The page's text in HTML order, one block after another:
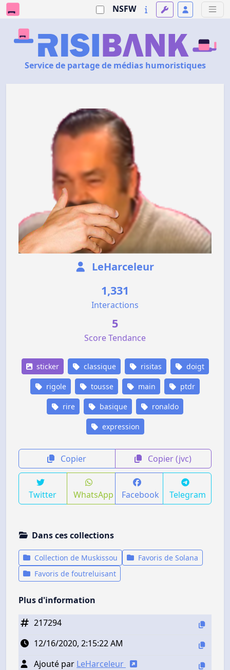
NSFW
Service de partage de médias humoristiques
LeHarceleur
1,331
Interactions
5
Score Tendance
sticker classique risitas doigt
rigole tousse main ptdr
rire basique ronaldo
expression
Copier Copier (jvc)
Twitter WhatsApp Facebook Telegram
Dans ces collections
Collection de Muskissou
Favoris de Solana
Favoris de foutreluisant
Plus d'information
217294
12/16/2020, 2:15:22 AM
Ajouté par LeHarceleur